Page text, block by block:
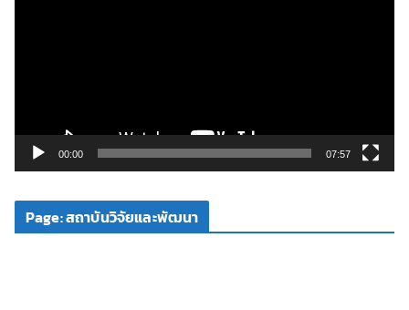
ดี
โ
00:00 07:57
Page: สถาบันวิจัยและพัฒนา